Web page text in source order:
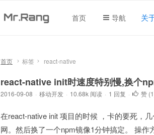
首页 导航 关
首页 标签 react-native
react-native init时速度特别慢,换个
2016-09-08 · 移动开发 · 10.68k 阅读 · 1 回复 · 赞 (1
在react-native init 项目的时候 ，卡的要死，
网。然后换了一个npm镜像1分钟搞定。 操